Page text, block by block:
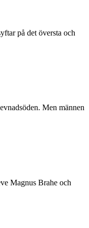
på det översta och
Men männen
Magnus Brahe och